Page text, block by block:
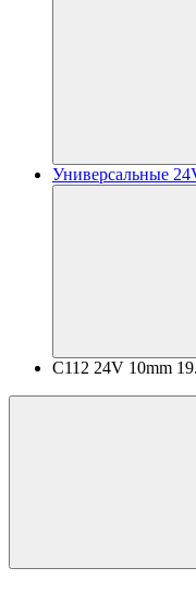
Универсальные
C112 24V 10mm